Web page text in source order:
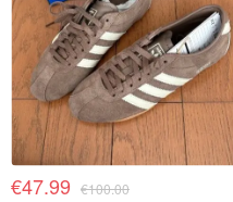
€47.99 €100.00